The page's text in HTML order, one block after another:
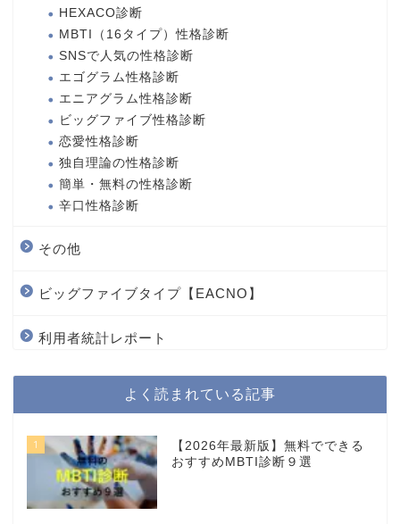
HEXACO診断
MBTI（16タイプ）性格診断
SNSで人気の性格診断
エゴグラム性格診断
エニアグラム性格診断
ビッグファイブ性格診断
恋愛性格診断
独自理論の性格診断
簡単・無料の性格診断
辛口性格診断
その他
ビッグファイブタイプ【EACNO】
利用者統計レポート
よく読まれている記事
1
【2026年最新版】無料でできる
おすすめMBTI診断９選